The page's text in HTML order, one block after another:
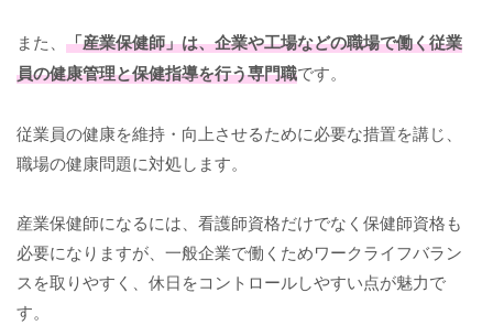
また、 「産業保健師」は、企業や工場などの職場で働く従業
員の健康管理と保健指導を行う専門職です。
従業員の健康を維持・向上させるために必要な措置を講じ、
職場の健康問題に対処します。
産業保健師になるには、看護師資格だけでなく保健師資格も
必要になりますが、一般企業で働くためワークライフバラン
スを取りやすく、休日をコントロールしやすい点が魅力で
す。